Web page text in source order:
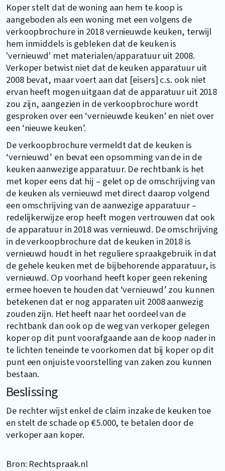
Koper stelt dat de woning aan hem te koop is
aangeboden als een woning met een volgens de
verkoopbrochure in 2018 vernieuwde keuken, terwijl
hem inmiddels is gebleken dat de keuken is
'vernieuwd' met materialen/apparatuur uit 2008.
Verkoper betwist niet dat de keuken apparatuur uit
2008 bevat, maar voert aan dat [eisers] c.s. ook niet
ervan heeft mogen uitgaan dat de apparatuur uit 2018
zou zijn, aangezien in de verkoopbrochure wordt
gesproken over een ‘vernieuwde keuken’ en niet over
een ‘nieuwe keuken’.
De verkoopbrochure vermeldt dat de keuken is
‘vernieuwd’ en bevat een opsomming van de in de
keuken aanwezige apparatuur. De rechtbank is het
met koper eens dat hij – gelet op de omschrijving van
de keuken als vernieuwd met direct daarop volgend
een omschrijving van de aanwezige apparatuur –
redelijkerwijze erop heeft mogen vertrouwen dat ook
de apparatuur in 2018 was vernieuwd. De omschrijving
in de verkoopbrochure dat de keuken in 2018 is
vernieuwd houdt in het reguliere spraakgebruik in dat
de gehele keuken met de bijbehorende apparatuur, is
vernieuwd. Op voorhand heeft koper geen rekening
ermee hoeven te houden dat ‘vernieuwd’ zou kunnen
betekenen dat er nog apparaten uit 2008 aanwezig
zouden zijn. Het heeft naar het oordeel van de
rechtbank dan ook op de weg van verkoper gelegen
koper op dit punt voorafgaande aan de koop nader in
te lichten teneinde te voorkomen dat bij koper op dit
punt een onjuiste voorstelling van zaken zou kunnen
bestaan.
Beslissing
De rechter wijst enkel de claim inzake de keuken toe
en stelt de schade op €5.000, te betalen door de
verkoper aan koper.
Bron: Rechtspraak.nl